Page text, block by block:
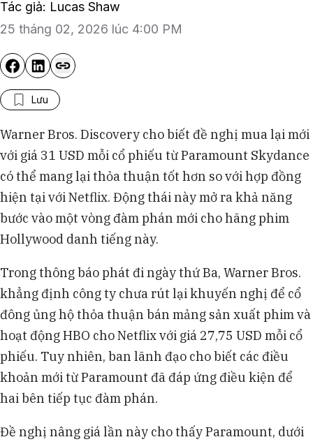
Tác giả: Lucas Shaw
25 tháng 02, 2026 lúc 4:00 PM
Lưu
Warner Bros. Discovery cho biết đề nghị mua lại mới
với giá 31 USD mỗi cổ phiếu từ Paramount Skydance
có thể mang lại thỏa thuận tốt hơn so với hợp đồng
hiện tại với Netflix. Động thái này mở ra khả năng
bước vào một vòng đàm phán mới cho hãng phim
Hollywood danh tiếng này.
Trong thông báo phát đi ngày thứ Ba, Warner Bros.
khẳng định công ty chưa rút lại khuyến nghị để cổ
đông ủng hộ thỏa thuận bán mảng sản xuất phim và
hoạt động HBO cho Netflix với giá 27,75 USD mỗi cổ
phiếu. Tuy nhiên, ban lãnh đạo cho biết các điều
khoản mới từ Paramount đã đáp ứng điều kiện để
hai bên tiếp tục đàm phán.
Đề nghị nâng giá lần này cho thấy Paramount, dưới